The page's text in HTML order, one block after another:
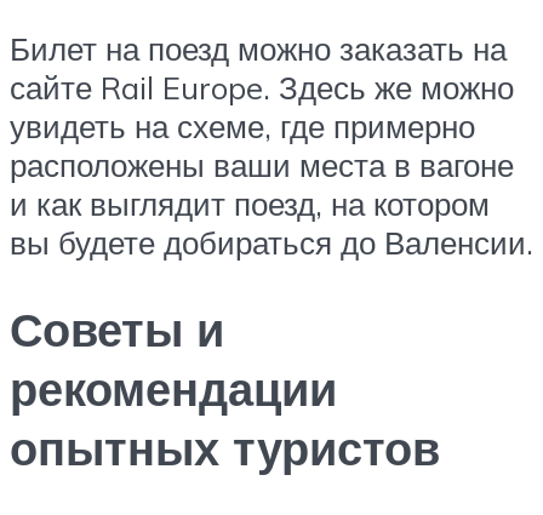
Билет на поезд можно заказать на
сайте Rail Europe. Здесь же можно
увидеть на схеме, где примерно
расположены ваши места в вагоне
и как выглядит поезд, на котором
вы будете добираться до Валенсии.
Советы и
рекомендации
опытных туристов